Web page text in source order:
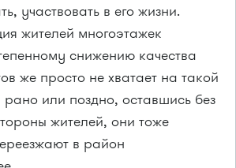
участвовать в его жизни.
жителей многоэтажек
снижению качества
же просто не хватает на такой
или поздно, оставшись без
жителей, они тоже
в район